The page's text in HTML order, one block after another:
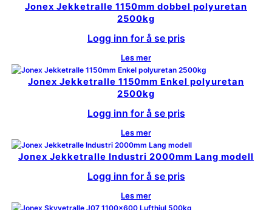
Jonex Jekketralle 1150mm dobbel polyuretan
2500kg
Logg inn for å se pris
Les mer
Jonex Jekketralle 1150mm Enkel polyuretan
2500kg
Logg inn for å se pris
Les mer
Jonex Jekketralle Industri 2000mm Lang modell
Logg inn for å se pris
Les mer